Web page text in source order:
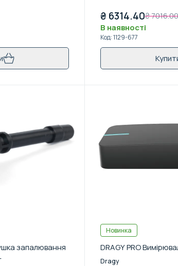
₴ 6314.40₴7016.00
В наявності
Код:1129-677
запалювання
Новинка
DRAGY PRO
Dragy